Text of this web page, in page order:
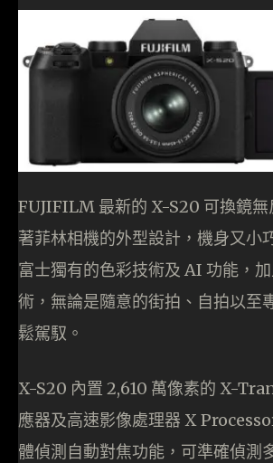
FUJIFILM 最新的 X-S20 可換鏡無
著菲林相機的外型設計，機身又小
富士獨有的色彩技術及 AI 功能，
術，無論是隨意的街拍、自拍以至
鬆駕馭。
X-S20 內置 2,610 萬像素的 X-
應器及高速影像處理器 X
體偵測自動對焦功能，可準確偵測